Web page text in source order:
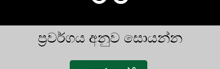
ප්‍රවර්ගය අනුව සොයන්න